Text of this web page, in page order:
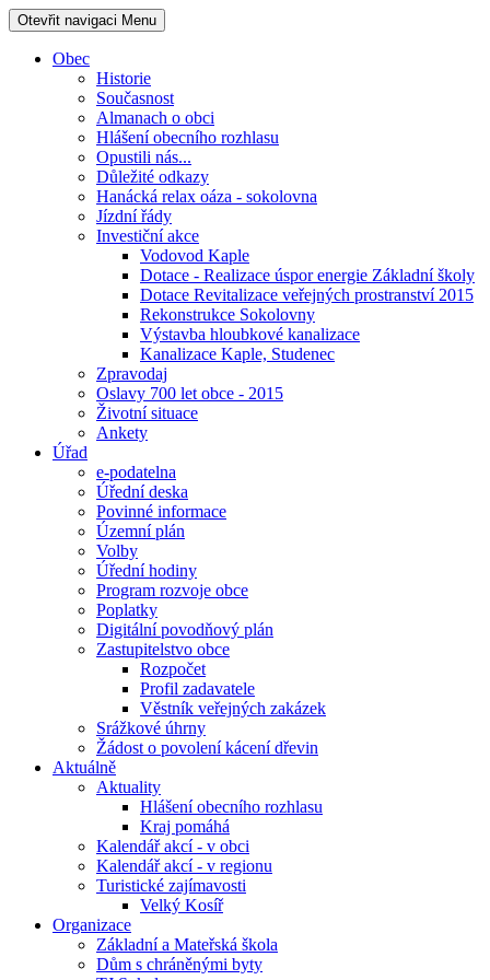
Otevřit navigaci Menu
Obec
Historie
Současnost
Almanach o obci
Hlášení obecního rozhlasu
Opustili nás...
Důležité odkazy
Hanácká relax oáza - sokolovna
Jízdní řády
Investiční akce
Vodovod Kaple
Dotace - Realizace úspor energie Základní školy
Dotace Revitalizace veřejných prostranství 2015
Rekonstrukce Sokolovny
Výstavba hloubkové kanalizace
Kanalizace Kaple, Studenec
Zpravodaj
Oslavy 700 let obce - 2015
Životní situace
Ankety
Úřad
e-podatelna
Úřední deska
Povinné informace
Územní plán
Volby
Úřední hodiny
Program rozvoje obce
Poplatky
Digitální povodňový plán
Zastupitelstvo obce
Rozpočet
Profil zadavatele
Věstník veřejných zakázek
Srážkové úhrny
Žádost o povolení kácení dřevin
Aktuálně
Aktuality
Hlášení obecního rozhlasu
Kraj pomáhá
Kalendář akcí - v obci
Kalendář akcí - v regionu
Turistické zajímavosti
Velký Kosíř
Organizace
Základní a Mateřská škola
Dům s chráněnými byty